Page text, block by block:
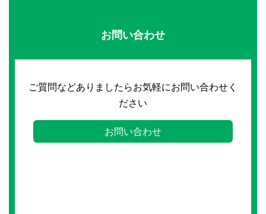
お問い合わせ
ご質問などありましたらお気軽にお問い合わせく
ださい
お問い合わせ